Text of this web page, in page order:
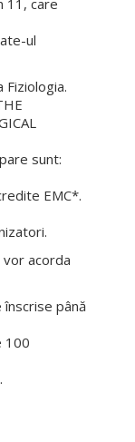
ul
sunt:
EMC*.
acorda
până
100